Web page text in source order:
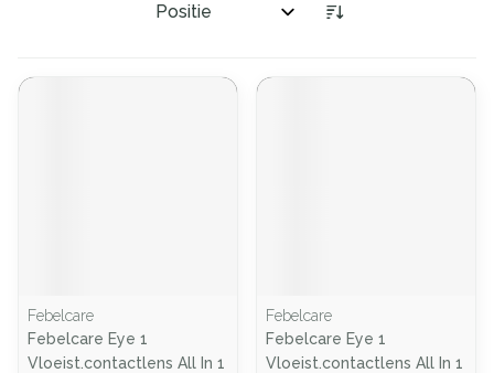
Sorteer op:
Febelcare
Febelcare Eye 1
Vloeist.contactlens All In 1
Febelcare
Febelcare Eye 1
Vloeist.contactlens All In 1